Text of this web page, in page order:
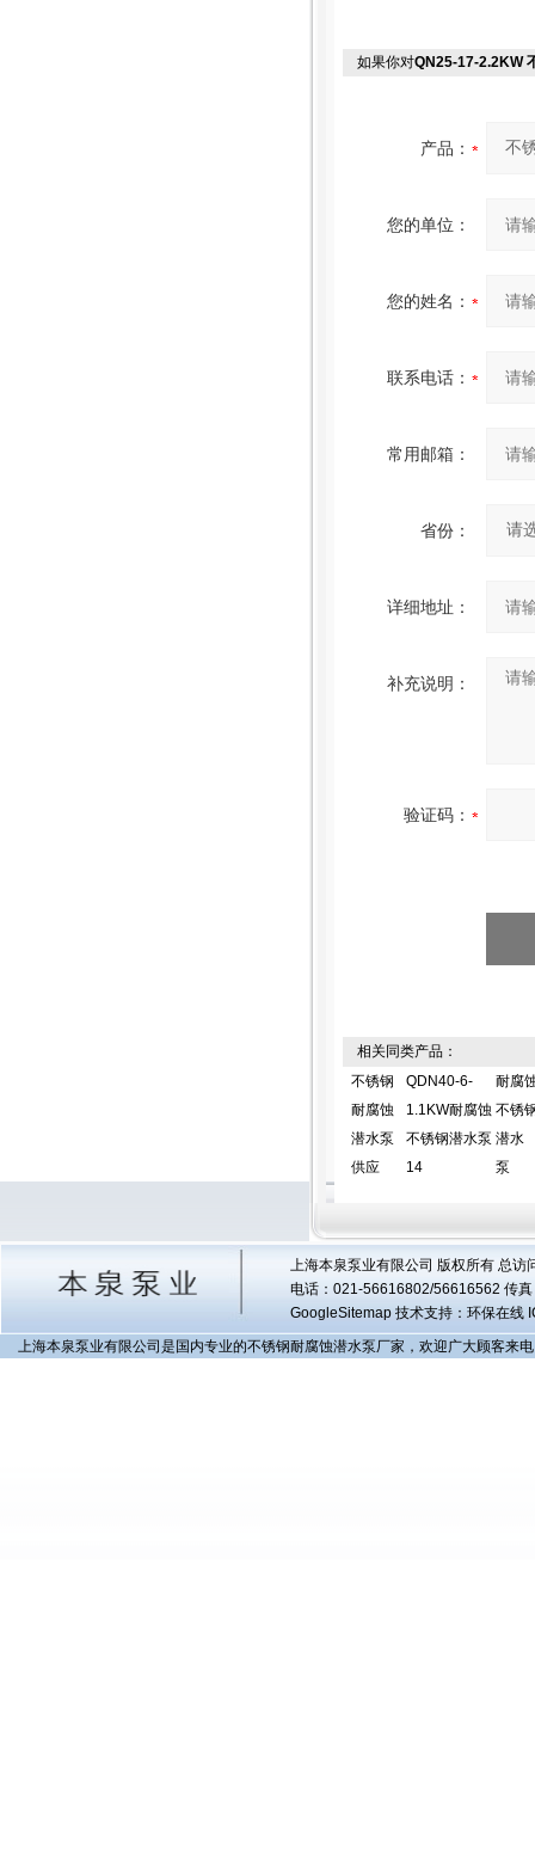
如果你对QN25-17-2.2KW
产品：
您的单位：
您的姓名：
联系电话：
常用邮箱：
省份：
详细地址：
补充说明：
验证码：
相关同类产品：
不锈钢
耐腐蚀
潜水泵
供应
QDN40-6-
1.1KW耐腐蚀
不锈钢潜水泵
14
耐腐
不锈
潜水
泵
上海本泉泵业有限公司 版权所有 总访
电话：021-56616802/56616562 传
GoogleSitemap技术支持：环保在线
上海本泉泵业有限公司是国内专业的不锈钢耐腐蚀潜水泵厂家，欢迎广大顾客来